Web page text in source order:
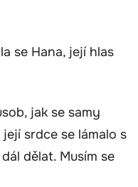
se Hana, její hlas
jak se samy
srdce se lámalo s
dělat. Musím se